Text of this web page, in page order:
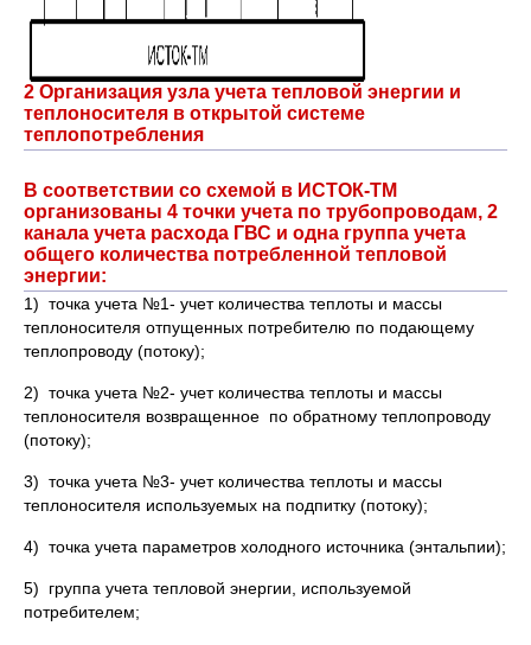
2 Организация узла учета тепловой энергии и
теплоносителя в открытой системе
теплопотребления
В соответствии со схемой в ИСТОК-ТМ
организованы 4 точки учета по трубопроводам, 2
канала учета расхода ГВС и одна группа учета
общего количества потребленной тепловой
энергии:
1) точка учета №1- учет количества теплоты и массы
теплоносителя отпущенных потребителю по подающему
теплопроводу (потоку);
2) точка учета №2- учет количества теплоты и массы
теплоносителя возвращенное по обратному теплопроводу
(потоку);
3) точка учета №3- учет количества теплоты и массы
теплоносителя используемых на подпитку (потоку);
4) точка учета параметров холодного источника (энтальпии);
5) группа учета тепловой энергии, используемой
потребителем;